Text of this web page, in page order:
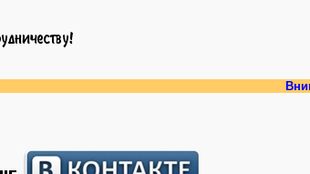
Внимание, у